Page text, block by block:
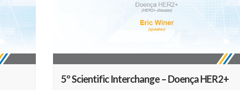
5º Scientific Interchange – Doença HER2+